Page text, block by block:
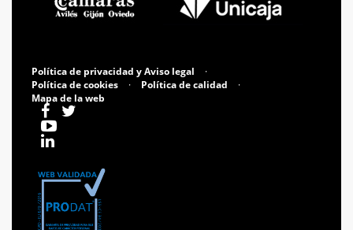
Política de privacidad y Aviso legal
·
Política de cookies
· Política de calidad
·
Mapa de la web